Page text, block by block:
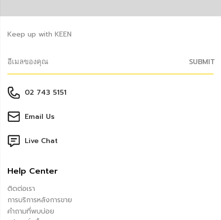
Keep up with KEEN
SUBMIT
02 743 5151
Email Us
Live Chat
Help Center
ติดต่อเรา
การบริการหลังการขาย
คำถามที่พบบ่อย